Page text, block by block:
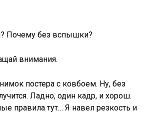
Почему без вспышки?
внимания.
постера с ковбоем. Ну, без
Ладно, один кадр, и хорош.
правила тут… Я навел резкость и